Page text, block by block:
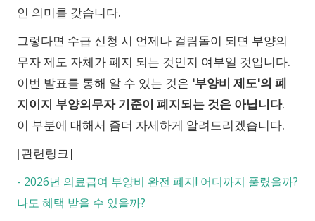
인 의미를 갖습니다.
그렇다면 수급 신청 시 언제나 걸림돌이 되면 부양의
무자 제도 자체가 폐지 되는 것인지 여부일 것입니다.
이번 발표를 통해 알 수 있는 것은 '부양비 제도'의 폐
지이지 부양의무자 기준이 폐지되는 것은 아닙니다.
이 부분에 대해서 좀더 자세하게 알려드리겠습니다.
[관련링크]
- 2026년 의료급여 부양비 완전 폐지! 어디까지 풀렸을까?
나도 혜택 받을 수 있을까?